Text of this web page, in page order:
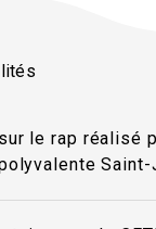
le rap réalisé
Saint-